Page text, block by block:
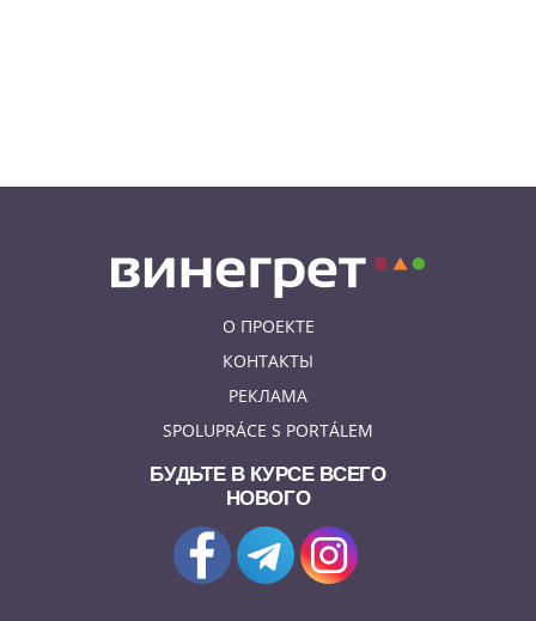
О ПРОЕКТЕ
КОНТАКТЫ
РЕКЛАМА
SPOLUPRÁCE S PORTÁLEM
БУДЬТЕ В КУРСЕ ВСЕГО
НОВОГО